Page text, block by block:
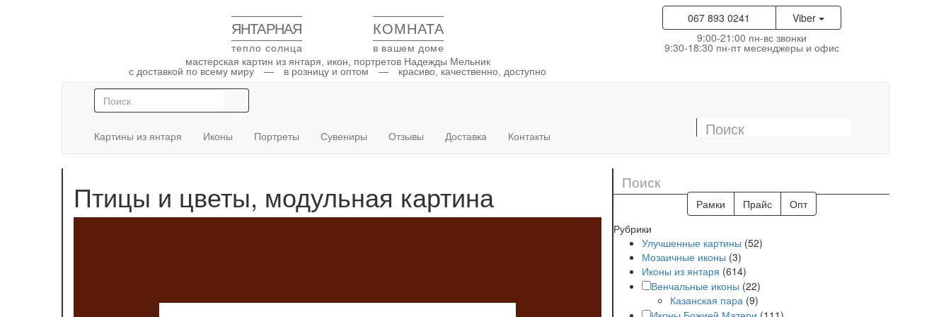
ЯНТАРНАЯ КОМНАТА
тепло солнца в вашем доме
мастерская картин из янтаря, икон, портретов Надежды Мельник
с доставкой по всему миру — в розницу и оптом — красиво, качественно, доступно
067 893 0241
Viber
9:00-21:00 пн-вс звонки
9:30-18:30 пн-пт месенджеры и офис
Картины из янтаря Иконы Портреты Сувениры Отзывы Доставка Контакты
Птицы и цветы, модульная картина Рамки Прайс
Опт
Рубрики
Улучшенные картины (52)
Мозаичные иконы (3)
Иконы из янтаря (614)
Венчальные иконы (22)
Казанская пара (9)